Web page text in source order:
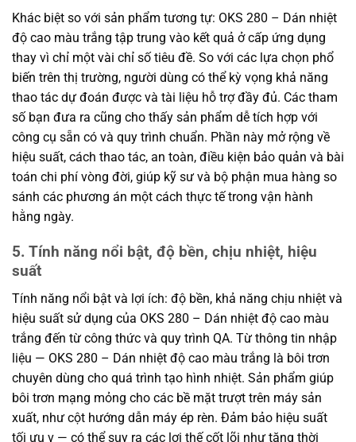
Khác biệt so với sản phẩm tương tự: OKS 280 – Dán nhiệt
độ cao màu trắng tập trung vào kết quả ở cấp ứng dụng
thay vì chỉ một vài chỉ số tiêu đề. So với các lựa chọn phổ
biến trên thị trường, người dùng có thể kỳ vọng khả năng
thao tác dự đoán được và tài liệu hỗ trợ đầy đủ. Các tham
số bạn đưa ra cũng cho thấy sản phẩm dễ tích hợp với
công cụ sẵn có và quy trình chuẩn. Phần này mở rộng về
hiệu suất, cách thao tác, an toàn, điều kiện bảo quản và bài
toán chi phí vòng đời, giúp kỹ sư và bộ phận mua hàng so
sánh các phương án một cách thực tế trong vận hành
hằng ngày.
5. Tính năng nổi bật, độ bền, chịu nhiệt, hiệu
suất
Tính năng nổi bật và lợi ích: độ bền, khả năng chịu nhiệt và
hiệu suất sử dụng của OKS 280 – Dán nhiệt độ cao màu
trắng đến từ công thức và quy trình QA. Từ thông tin nhập
liệu — OKS 280 – Dán nhiệt độ cao màu trắng là bôi trơn
chuyên dùng cho quá trình tạo hình nhiệt. Sản phẩm giúp
bôi trơn mạng mỏng cho các bề mặt trượt trên máy sản
xuất, như cột hướng dẫn máy ép rèn. Đảm bảo hiệu suất
tối ưu v — có thể suy ra các lợi thế cốt lõi như tăng thời